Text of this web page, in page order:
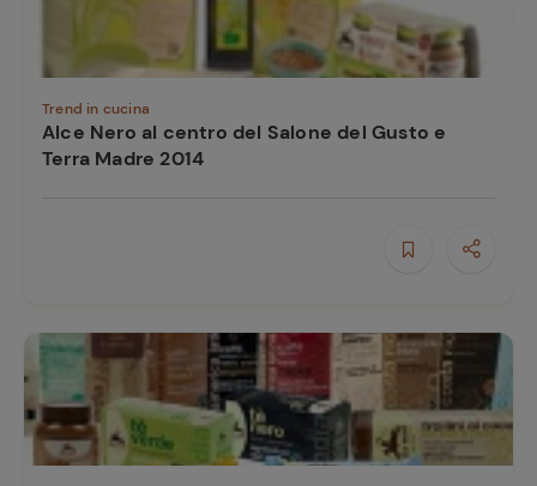
Trend in cucina
Alce Nero al centro del Salone del Gusto e
Terra Madre 2014